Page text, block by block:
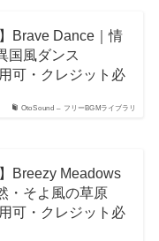
OtoSound – フリーBGMライブラリ
Brave Dance｜情
国風ダンス
可・クレジット必
Breezy Meadows
・そよ風の草原
可・クレジット必